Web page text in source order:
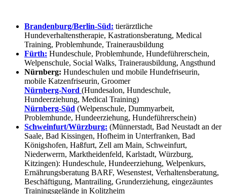
Brandenburg/Berlin-Süd: tierärztliche
Hundeverhaltenstherapie, Kastrationsberatung, Medical
Training, Problemhunde, Trainerausbildung
Fürth: Hundeschule, Problemhunde, Hundeführerschein,
Welpenschule, Social Walks, Trainerausbildung, Angsthund
Nürnberg: Hundeschulen und mobile Hundefriseurin,
mobile Katzenfriseurin, Groomer
Nürnberg-Nord (Hundesalon, Hundeschule,
Hundeerziehung, Medical Training)
Nürnberg-Süd (Welpenschule, Dummyarbeit,
Problemhunde, Hundeerziehung, Hundeführerschein)
Schweinfurt/Würzburg: (Münnerstadt, Bad Neustadt an der
Saale, Bad Kissingen, Hofheim in Unterfranken, Bad
Königshofen, Haßfurt, Zell am Main, Schweinfurt,
Niederwerrn, Marktheidenfeld, Karlstadt, Würzburg,
Kitzingen): Hundeschule, Hundeerziehung, Welpenkurs,
Ernährungsberatung BARF, Wesenstest, Verhaltensberatung,
Beschäftigung, Mantrailing, Grunderziehung, eingezäuntes
Trainingsgelände in Kolitzheim